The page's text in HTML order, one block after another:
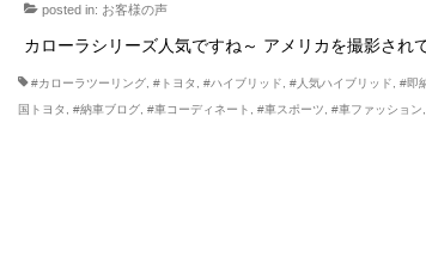
posted in: お客様の声
カローラシリーズ人気ですね～ アメリカを撮影さ
#カローラツーリング ,#トヨタ ,#ハイブリッド ,#人気ハイブリッド ,#即
国トヨタ
,#納車ブログ ,#車コーディネート ,#車スポーツ ,#車ファッション